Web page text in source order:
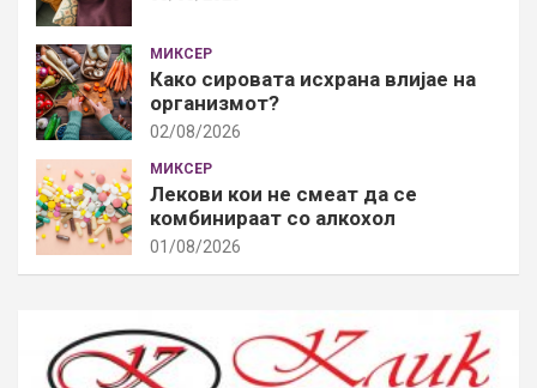
МИКСЕР
Како сировата исхрана влијае на
организмот?
02/08/2026
МИКСЕР
Лекови кои не смеат да се
комбинираат со алкохол
01/08/2026